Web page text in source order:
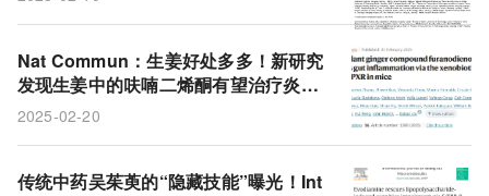
Nat Commun：生姜好处多多！新研究
发现生姜中的呋喃二烯酮有望治疗炎症
性肠病
2025-02-20
传统中药吴茱萸的“隐藏技能”曝光！Int